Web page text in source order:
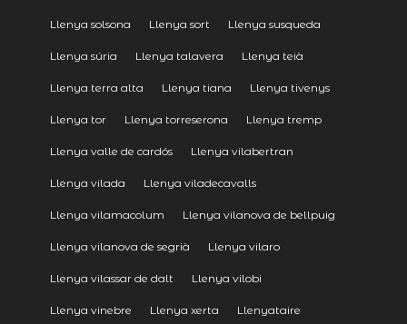
Llenya solsona Llenya sort Llenya susqueda
Llenya súria Llenya talavera Llenya teià
Llenya terra alta Llenya tiana Llenya tivenys
Llenya tor Llenya torreserona Llenya tremp
Llenya valle de cardós Llenya vilabertran
Llenya vilada Llenya viladecavalls
Llenya vilamacolum Llenya vilanova de bellpuig
Llenya vilanova de segrià Llenya vilaro
Llenya vilassar de dalt Llenya vilobi
Llenya vinebre Llenya xerta Llenyataire